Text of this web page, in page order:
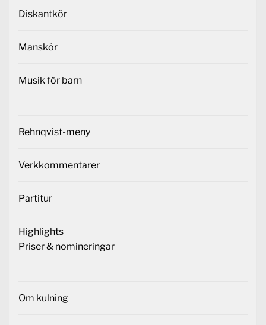
Diskantkör
Manskör
Musik för barn
Rehnqvist-meny
Verkkommentarer
Partitur
Highlights
Priser & nomineringar
Om kulning